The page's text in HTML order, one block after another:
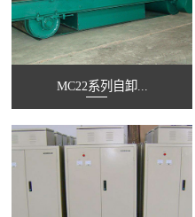
MC22系列自卸...